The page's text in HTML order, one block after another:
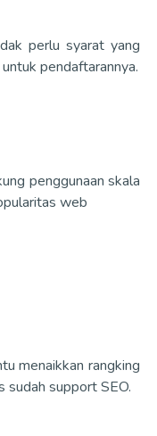
perlu syarat yang
pendaftarannya.
penggunaan skala
web
menaikkan rangking
sudah support SEO.